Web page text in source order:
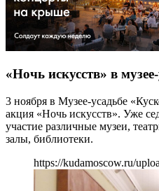
«Ночь искусств» в
3 ноября в Музее-усадьбе
акция «Ночь искусств». Уже
участие различные музеи,
залы, библиотеки.
https://kudamoscow.ru/